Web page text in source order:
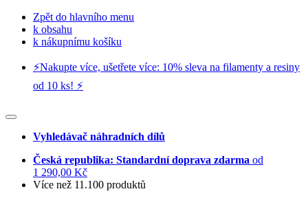
Zpět do hlavního menu
k obsahu
k nákupnímu košíku
⚡️Nakupte více, ušetřete více: 10% sleva na filamenty a resiny
od 10 ks! ⚡️
Vyhledávač náhradních dílů
Česká republika: Standardní doprava zdarma od
1 290,00 Kč
Více než 11.100 produktů